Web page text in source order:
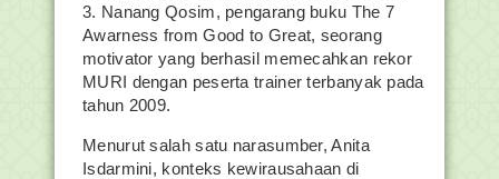
3. Nanang Qosim, pengarang buku The 7
Awarness from Good to Great, seorang
motivator yang berhasil memecahkan rekor
MURI dengan peserta trainer terbanyak pada
tahun 2009.
Menurut salah satu narasumber, Anita
Isdarmini, konteks kewirausahaan di